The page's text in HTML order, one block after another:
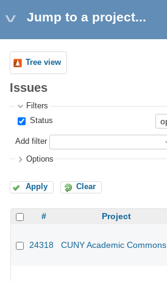
Jump to a project...
Tree view
Issues
Filters
Status
Add filter
Options
Apply Clear
# Project
24318 CUNY Academic Commons